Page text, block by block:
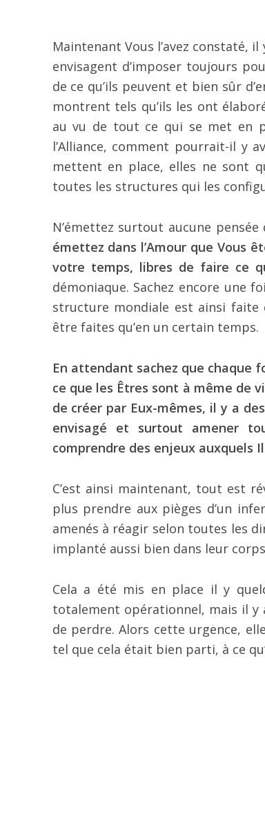
Maintenant Vous l’avez constaté,
envisagent d’imposer toujours
de ce qu’ils peuvent et bien sûr
montrent tels qu’ils les ont
au vu de tout ce qui se met en
l’Alliance, comment pourrait-il y
mettent en place, elles ne sont
toutes les structures qui les
N’émettez surtout aucune
émettez dans l’Amour que Vous
votre temps, libres de faire ce
démoniaque. Sachez encore une
structure mondiale est ainsi faite
être faites qu’en un certain temps.
En attendant sachez que chaque
ce que les Êtres sont à même de
de créer par Eux-mêmes, il y a
envisagé et surtout amener
comprendre des enjeux auxquels
C’est ainsi maintenant, tout est
plus prendre aux pièges d’un
amenés à réagir selon toutes les
implanté aussi bien dans leur
Cela a été mis en place il y
totalement opérationnel, mais il
de perdre. Alors cette urgence,
tel que cela était bien parti, à ce